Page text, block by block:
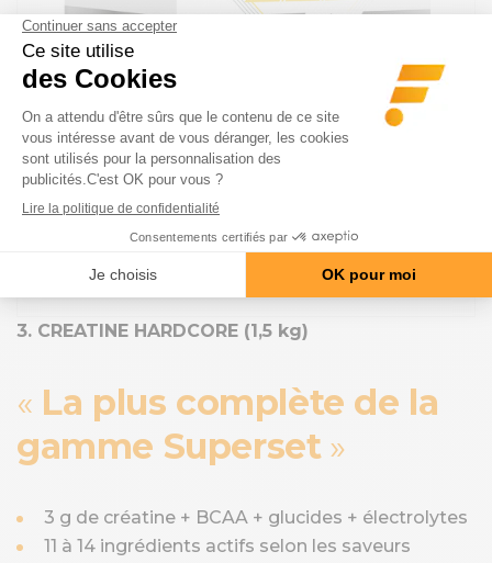
CREA MAX (252 CAPS)
29.9 € 34.9 €
Le CREA MAX (252 CAPS) : ton boost de
performance…
VOIR LE PRODUIT
3. CREATINE HARDCORE (1,5 kg)
La plus complète de la
gamme Superset
3 g de créatine + BCAA + glucides + électrolytes
11 à 14 ingrédients actifs selon les saveurs